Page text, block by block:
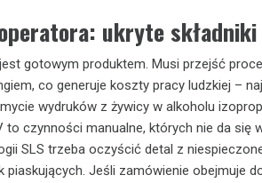
ukryte
gotowym produktem. Musi przejść
co generuje koszty pracy ludzkiej –
wydruków z żywicy w alkoholu
czynności manualne, których nie da się
SLS trzeba oczyścić detal z
Jeśli zamówienie obejmuje